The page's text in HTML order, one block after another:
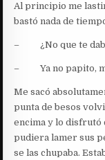
Al principio me
bastó nada de
– ¿No que te
– Ya no papito,
Me sacó
punta de besos
encima y lo disfrutó
pudiera lamer sus
se las chupaba.